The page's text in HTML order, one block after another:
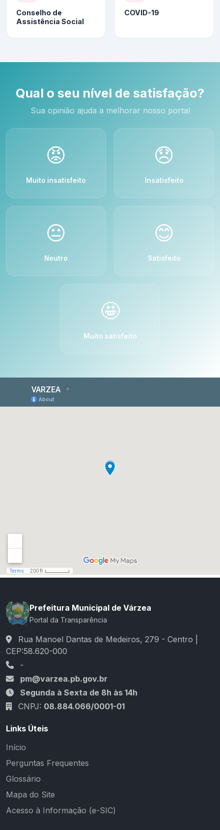
Conselho de
Assistência Social
COVID-19
Qual o seu nível de satisfação?
Sua opinião ajuda a melhorar nosso portal
😡
Muito insatisfeito
😞
Insatisfeito
😐
Neutro
😊
Satisfeito
🤩
Muito satisfeito
Prefeitura Municipal de Várzea
Portal da Transparência
Rua Manoel Dantas de Medeiros, 279 - Centro |
CEP:58.620-000
-
pm@varzea.pb.gov.br
Segunda à Sexta de 8h às 14h
CNPJ: 08.884.066/0001-01
Links Úteis
Início
Perguntas Frequentes
Glossário
Mapa do Site
Acesso à Informação (e-SIC)